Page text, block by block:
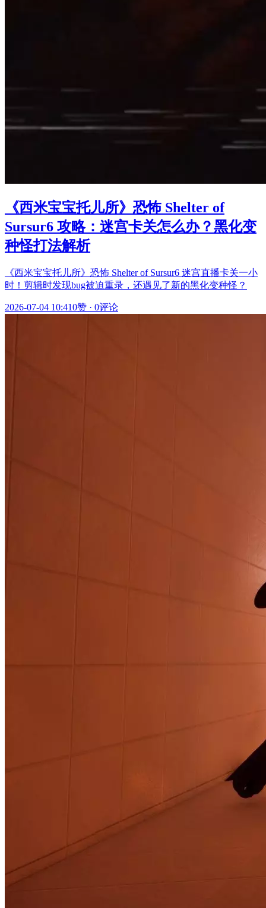
《西米宝宝托儿所》恐怖 Shelter of
Sursur6 攻略：迷宫卡关怎么办？黑化变
种怪打法解析
《西米宝宝托儿所》恐怖 Shelter of Sursur6 迷宫直播卡关一小
时！剪辑时发现bug被迫重录，还遇见了新的黑化变种怪？
2026-07-04 10:410赞 · 0评论